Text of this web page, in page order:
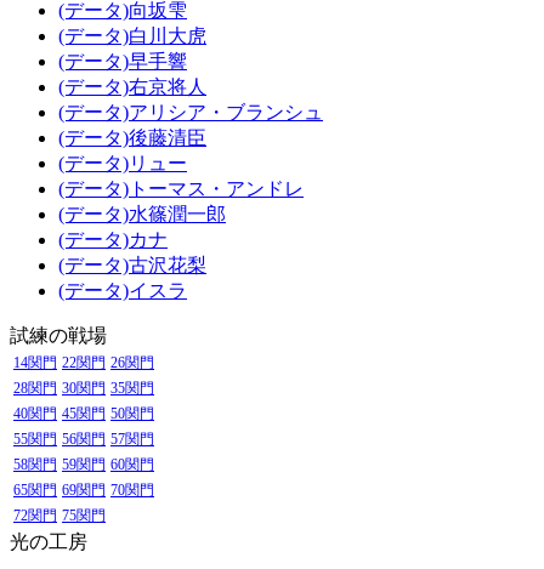
(データ)向坂雫
(データ)白川大虎
(データ)早手響
(データ)右京将人
(データ)アリシア・ブランシュ
(データ)後藤清臣
(データ)リュー
(データ)トーマス・アンドレ
(データ)水篠潤一郎
(データ)カナ
(データ)古沢花梨
(データ)イスラ
試練の戦場
14関門 22関門 26関門
28関門 30関門 35関門
40関門 45関門 50関門
55関門 56関門 57関門
58関門 59関門 60関門
65関門 69関門 70関門
72関門 75関門
光の工房